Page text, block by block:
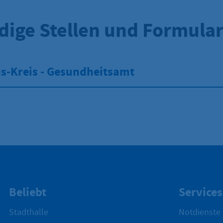
Stellen und
Kreis - Gesundheitsamt
Beliebt
Stadthalle
Services
Notdienste